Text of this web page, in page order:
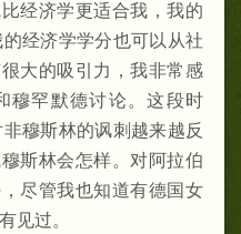
经济学更适合我，我的
经济学学分也可以从社
大的吸引力，我非常感
穆罕默德讨论。这段时
穆斯林的讽刺越来越反
斯林会怎样。对阿拉伯
尽管我也知道有德国女
见过。